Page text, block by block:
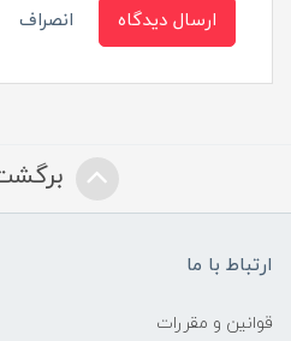
ارسال دیدگاه انصراف
ارتباط با ما
قوانین و مقررات